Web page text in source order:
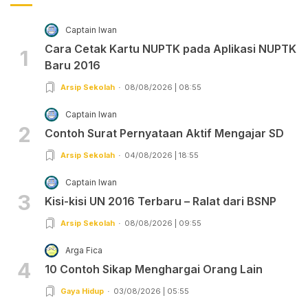
1
Captain Iwan
Cara Cetak Kartu NUPTK pada Aplikasi NUPTK
Baru 2016
Arsip Sekolah 08/08/2026 | 08:55
2
Captain Iwan
Contoh Surat Pernyataan Aktif Mengajar SD
Arsip Sekolah 04/08/2026 | 18:55
3
Captain Iwan
Kisi-kisi UN 2016 Terbaru – Ralat dari BSNP
Arsip Sekolah 08/08/2026 | 09:55
4
Arga Fica
10 Contoh Sikap Menghargai Orang Lain
Gaya Hidup 03/08/2026 | 05:55